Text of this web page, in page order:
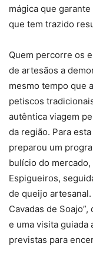
mágica que
que tem trazido
Quem percorre os
de artesãos a
mesmo tempo que
petiscos
autêntica viagem
da região. Para
preparou um
bulício do
Espigueiros,
de queijo artesanal.
Cavadas de
e uma visita guiada
previstas para